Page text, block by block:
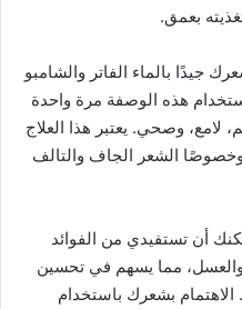
بعمق.
جيدًا بالماء الفاتر والشامبو
هذه الوصفة مرة واحدة
وصحي. يعتبر هذا العلاج
وخصوصًا الشعر الجاف والتالف
أن تستفيدي من الفوائد
والعسل، مما يسهم في تحسين
بشعرك باستخدام